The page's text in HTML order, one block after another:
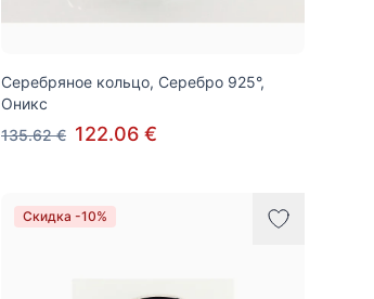
Серебряное кольцо, Серебро 925°,
Оникс
135.62 € 122.06 €
Скидка -10%